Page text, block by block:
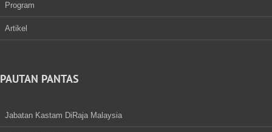
Program
Artikel
PAUTAN PANTAS
Jabatan Kastam DiRaja Malaysia